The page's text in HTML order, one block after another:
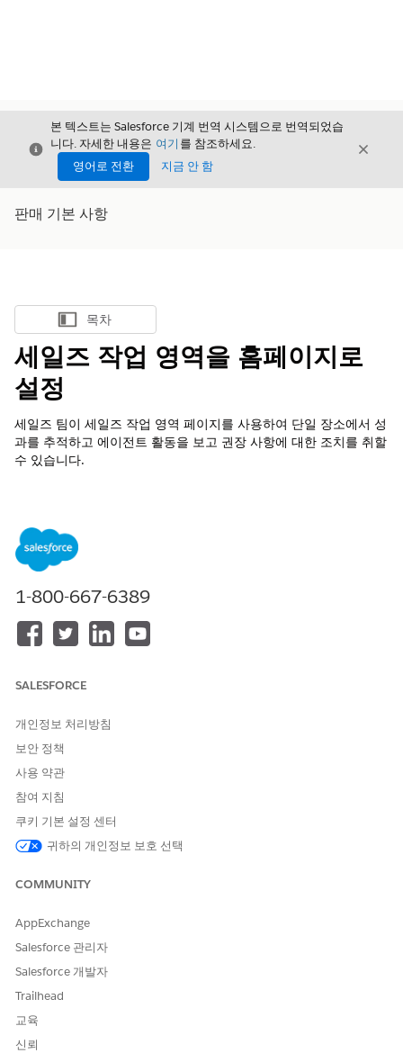
닫기
본 텍스트는 Salesforce 기계 번역 시스템으로 번역되었습
니다. 자세한 내용은 여기 를 참조하세요.
영어로 전환
지금 안 함
닫기
판매 기본 사항
목차 표시
목차
세일즈 작업 영역을 홈페이지로
설정
세일즈 팀이 세일즈 작업 영역 페이지를 사용하여 단일 장소에서 성
과를 추적하고 에이전트 활동을 보고 권장 사항에 대한 조치를 취할
수 있습니다.
지원 제품: Sales Foundation 추가 기능이 포함된
Unlimited
Experience
Sales 또는 Sales Console 앱에서 기본 홈페이지를 사용하는 경우
설정 프로세스를 완료하면 Sales Workspace 페이지로 대체됩니다.
사용자 정의 홈 페이지를 사용하는 경우 세일즈 팀이 세일즈 작업
합니다.
편집할 홈페이지를 엽니다.
페이지에 다음 구성 요소를 추가합니다.
에이전트 완료 과업
에이전트 제안
작업 영역 키 메트릭
필요에 따라 구성 요소를 정렬합니다.
노트구성 요소를 추가한 홈페이지가 필수 앱 및 사용자 프로필에
1-800-667-6389
SALESFORCE
개인정보 처리방침
보안 정책
사용 약관
참여 지침
쿠키 기본 설정 센터
귀하의 개인정보 보호 선택
COMMUNITY
AppExchange
Salesforce 관리자
Salesforce 개발자
Trailhead
교육
신뢰